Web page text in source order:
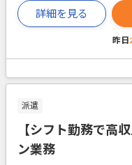
詳細を見る
昨日
派遣
【シフト勤務で高
ン業務